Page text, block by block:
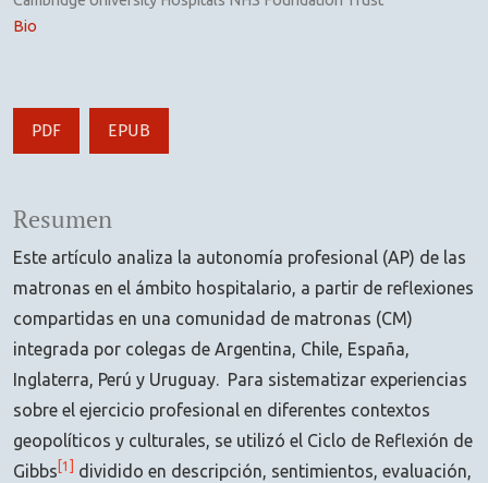
Bio
PDF EPUB
Resumen
Este artículo analiza la autonomía profesional (AP) de las
matronas en el ámbito hospitalario, a partir de reflexiones
compartidas en una comunidad de matronas (CM)
integrada por colegas de Argentina, Chile, España,
Inglaterra, Perú y Uruguay. Para sistematizar experiencias
sobre el ejercicio profesional en diferentes contextos
geopolíticos y culturales, se utilizó el Ciclo de Reflexión de
Gibbs [1]
dividido en descripción, sentimientos, evaluación,